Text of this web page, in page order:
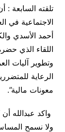
تلقته السابعة :
الاجتماعية في
أحمد الأسدي
اللقاء الذي
وتطوير آليات
الرعاية
معونات مالية”.
واكد عبدالله
ولا نسمح